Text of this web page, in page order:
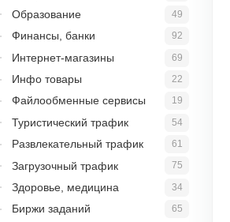
49
Образование
92
Финансы, банки
69
Интернет-магазины
22
Инфо товары
19
Файлообменные сервисы
54
Туристический трафик
61
Развлекательный трафик
75
Загрузочный трафик
34
Здоровье, медицина
65
Биржи заданий